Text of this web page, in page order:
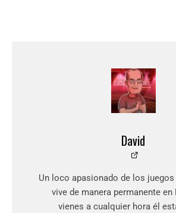
David
Un loco apasionado de los
vive de manera permanente en
vienes a cualquier hora él